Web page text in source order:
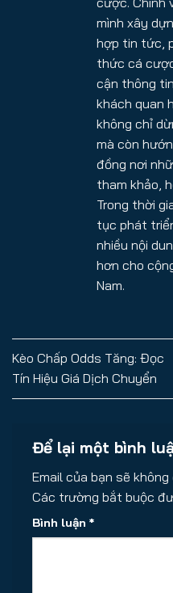
mình xây
hợp tin tức,
thức cá
cận thông
khách quan
không chỉ
mà còn
đồng nơi
tham khảo,
Trong thời
tục phát
nhiều nội
hơn cho
Nam.
Kèo Chấp Odds Tăng: Đọc
Tín Hiệu Giá Dịch Chuyển
Để lại một bình
Email của bạn sẽ
Các trường bắt buộc
Bình luận *